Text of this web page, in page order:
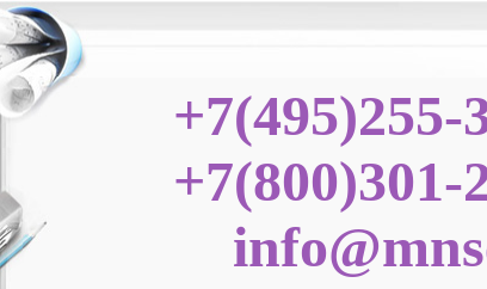
+7(495)255-
+7(800)301-